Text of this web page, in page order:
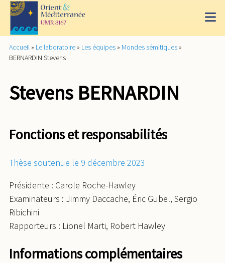
Accueil » Le laboratoire » Les équipes » Mondes sémitiques »
BERNARDIN Stevens
Stevens BERNARDIN
Fonctions et responsabilités
Thèse soutenue le 9 décembre 2023
Présidente : Carole Roche-Hawley
Examinateurs : Jimmy Daccache, Éric Gubel, Sergio
Ribichini
Rapporteurs : Lionel Marti, Robert Hawley
Informations complémentaires